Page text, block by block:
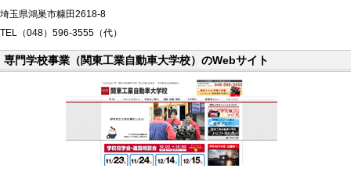
埼玉県鴻巣市糠田2618-8
TEL（048）596-3555（代）
専門学校事業（関東工業自動車大学校）のWebサイト